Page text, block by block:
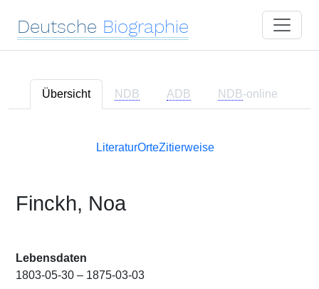
Deutsche Biographie
Übersicht NDB ADB NDB-online
LiteraturOrteZitierweise
Finckh, Noa
Lebensdaten
1803-05-30 – 1875-03-03